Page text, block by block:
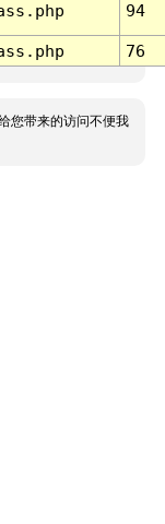
94
76
您带来的访问不便我